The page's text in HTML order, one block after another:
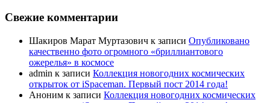
Свежие комментарии
Шакиров Марат Муртазович к записи Опубликовано
качественно фото огромного «бриллиантового
ожерелья» в космосе
admin к записи Коллекция новогодних космических
открыток от iSpaceman. Первый пост 2014 года!
Аноним к записи Коллекция новогодних космических